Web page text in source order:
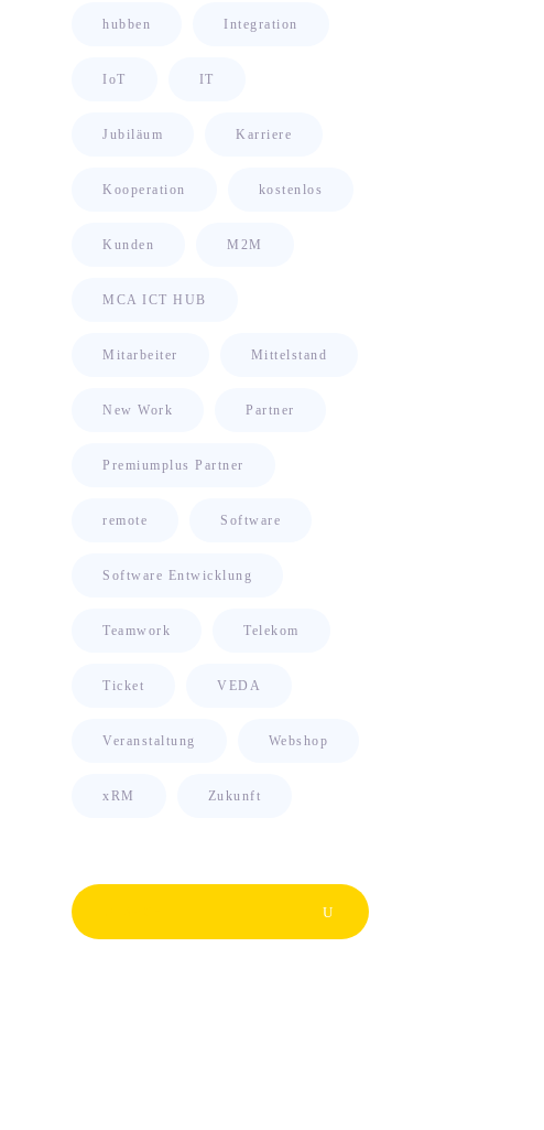
hubben Integration
IoT IT
Jubiläum Karriere
Kooperation kostenlos
Kunden M2M
MCA ICT HUB
Mitarbeiter Mittelstand
New Work Partner
Premiumplus Partner
remote Software
Software Entwicklung
Teamwork Telekom
Ticket VEDA
Veranstaltung Webshop
xRM Zukunft